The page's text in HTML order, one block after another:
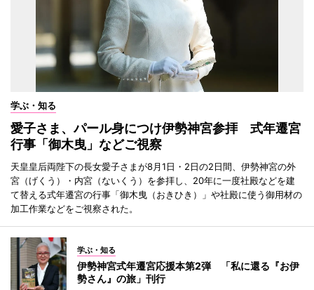
学ぶ・知る
愛子さま、パール身につけ伊勢神宮参拝 式年遷宮
行事「御木曳」などご視察
天皇皇后両陛下の長女愛子さまが8月1日・2日の2日間、伊勢神宮の外
宮（げくう）・内宮（ないくう）を参拝し、20年に一度社殿などを建
て替える式年遷宮の行事「御木曳（おきひき）」や社殿に使う御用材の
加工作業などをご視察された。
学ぶ・知る
伊勢神宮式年遷宮応援本第2弾 「私に還る『お伊
勢さん』の旅」刊行